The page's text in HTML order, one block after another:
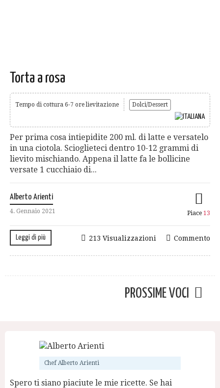
Torta a rosa
Tempo di cottura 6-7 ore lievitazione Dolci/Dessert
Per prima cosa intiepidite 200 ml. di latte e versatelo
in una ciotola. Scioglieteci dentro 10-12 grammi di
lievito mischiando. Appena il latte fa le bollicine
versate 1 cucchiaio di...
Alberto Arienti
4. Gennaio 2021 Piace 13
Leggi di più Commento
213 Visualizzazioni
PROSSIME VOCI
Chef Alberto Arienti
Spero ti siano piaciute le mie ricette. Se hai